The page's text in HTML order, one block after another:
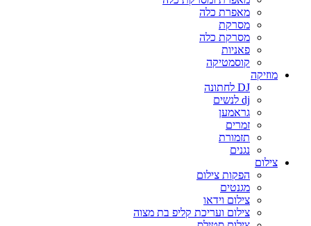
מאפרת כלה
מסרקת
מסרקת כלה
פאניות
קוסמטיקה
מוזיקה
DJ לחתונה
dj לנשים
גראמען
זמרים
תזמורת
נגנים
צילום
הפקות צילום
מגנטים
צילום וידאו
צילום ועריכת קליפ בת מצוה